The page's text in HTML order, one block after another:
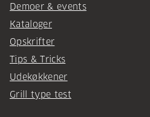
Demoer & events
Kataloger
Opskrifter
Tips & Tricks
Udekøkkener
Grill type test